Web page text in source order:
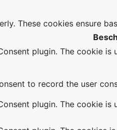
These cookies ensure
plugin. The cookie
to record the user
plugin. The cookie